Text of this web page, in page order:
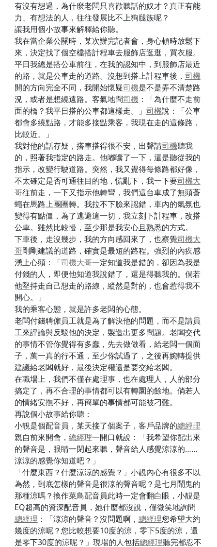
有沒有想過，為什麼老闆只喜歡聽話的奴才？真正有能
力、有想法的人，往往發展比不上狗腿族呢？
讓我用個小故事來解釋給你聽。
我在當企業公關時，某次辦完記者會，身心頓時放鬆下
來，決定找了個空檔搭計程車去服飾店逛逛，買衣服。
平日我總是搭公車前往，在我的認知中，到服飾店最近
的路，就是公車走的道路。沒想到搭上計程車後， 司機
開的方向完全不同，我開始懷疑司機是不是弄不清楚路
況，或者是想繞遠路。客氣地問司機：「為什麼不走前
面的橋？我平日搭的公車都這樣走。」 司機說：「公車
都會多繞點路，才能多接點乘客，我現在走的這條路，
比較近。」
我對他的話存疑，搭車搭得很不安，出聲請司機聽我
的，照著我指定的路走。他嘟囔了一下，還是聽從我的
指示，改變行駛道路。突然，我又覺得每條路都好像，
不太確定是否可通往目的地，慌亂下，我一下要司機大
哥往前走，一下又指示他轉彎，我們這台車成了無頭蒼
蠅在馬路上團團轉。我拉不下臉來認錯，車內的氣氛也
變得有點僵，為了逃避這一切，我立刻下計程車，改搭
公車。雖然比較慢，至少那是我安心且熟悉的方式。
下車後，走沒幾步，我的方向感回來了，也察覺司機大
哥剛剛建議的道路，確實是最短的路程。強烈的內疚感
湧上心頭：「司機大哥一定知道我是錯的，卻因為我是
付錢的人，即便他知道我說錯了，還是得聽我的。倘若
他堅持走自己想走的路線，縱然是對的，也會惹得我不
開心。」
我的乘客心態，就是許多老闆的心態。
老闆付錢聘僱員工就是為了解決他的問題，而不是請員
工來評論與反駁他的決定，製造出更多問題。老闆交代
的事情不管你覺得有多蠢，先去做做看，給老闆一個面
子，萬一真的行不通，至少你試過了，之後再婉轉提供
建議給老闆就好，最後決定權還是要交給老闆。
在職場上，我們不僅在處理事，也在處理人，人的部分
搞定了，再不合理的事情都可以有轉圜的餘地。倘若人
的情緒安撫不好，再簡單的事情都可能被刁難。
再說個小故事給你聽：
小靚是個配音員，某天接了個案子，客戶品牌的總經理
親自前來開會， 總經理一開口就說：「我希望你配出來
的聲音是，眼睛一閉起來聽，聲音給人感覺涼涼的……
涼涼的感覺你知道吧？」
「什麼東西？什麼涼涼的感覺？」小靚內心有很多不以
為然，到底怎樣的聲音是很涼的聲音呢？是七月鬧鬼的
那種涼嗎？換作菜鳥配音員此時一定會翻白眼，小靚是
EQ超高的資深配音員，她什麼都沒說，僅微笑地詢問
總經理：「涼涼的聲音？沒問題啊， 總經理您希望大約
幾度的涼呢？您比較想要10度的涼，零下5度的涼，還
是零下30度的涼呢？」現場的人包括總經理聽完都忍不